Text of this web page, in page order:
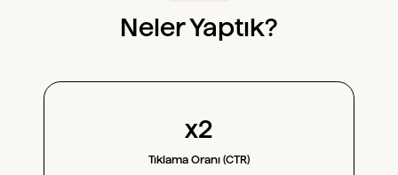
Neler Yaptık?
x2
Tıklama Oranı (CTR)